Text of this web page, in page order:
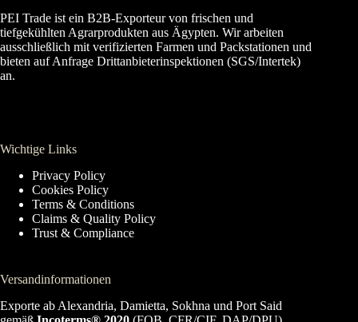
PEI Trade ist ein B2B-Exporteur von frischen und
tiefgekühlten Agrarprodukten aus Ägypten. Wir arbeiten
ausschließlich mit verifizierten Farmen und Packstationen und
bieten auf Anfrage Drittanbieterinspektionen (SGS/Intertek)
an.
Wichtige Links
Privacy Policy
Cookies Policy
Terms & Conditions
Claims & Quality Policy
Trust & Compliance
Versandinformationen
Exporte ab Alexandria, Damietta, Sokhna und Port Said